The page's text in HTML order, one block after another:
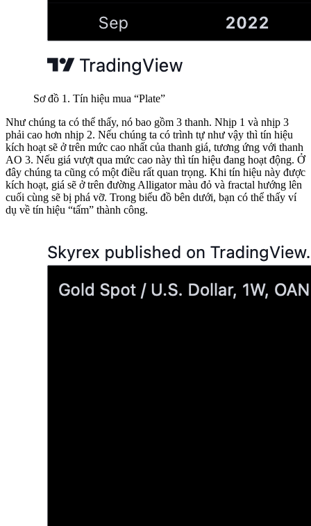
Sơ đồ 1. Tín hiệu mua “Plate”
Như chúng ta có thể thấy, nó bao gồm 3 thanh. Nhịp 1 và nhịp 3
phải cao hơn nhịp 2. Nếu chúng ta có trình tự như vậy thì tín hiệu
kích hoạt sẽ ở trên mức cao nhất của thanh giá, tương ứng với thanh
AO 3. Nếu giá vượt qua mức cao này thì tín hiệu đang hoạt động. Ở
đây chúng ta cũng có một điều rất quan trọng. Khi tín hiệu này được
kích hoạt, giá sẽ ở trên đường Alligator màu đỏ và fractal hướng lên
cuối cùng sẽ bị phá vỡ. Trong biểu đồ bên dưới, bạn có thể thấy ví
dụ về tín hiệu “tấm” thành công.